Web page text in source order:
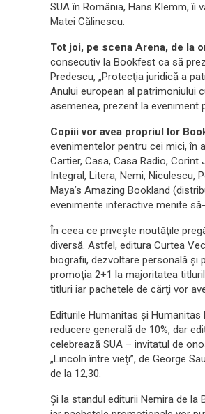
SUA în România, Hans Klemm,
Matei Călinescu.
Tot joi, pe scena Arena, de la
consecutiv la Bookfest ca să
Predescu, „Protecţia juridică a
Anului european al patrimoniului
asemenea, prezent la eveniment
Copiii vor avea propriul lor
evenimentelor pentru cei mici, în
Cartier, Casa, Casa Radio,
Integral, Litera, Nemi, Niculescu,
Maya’s Amazing Bookland
evenimente interactive menite
În ceea ce priveşte noutăţile
diversă. Astfel, editura Curtea
biografii, dezvoltare personală şi
promoţia 2+1 la majoritatea
titluri iar pachetele de cărţi vor
Editurile Humanitas şi
reducere generală de 10%, dar
celebrează SUA – invitatul de
„Lincoln între vieţi”, de George
de la 12,30.
Şi la standul editurii Nemira de la